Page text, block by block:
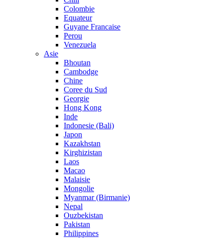
Colombie
Equateur
Guyane Francaise
Perou
Venezuela
Asie
Bhoutan
Cambodge
Chine
Coree du Sud
Georgie
Hong Kong
Inde
Indonesie (Bali)
Japon
Kazakhstan
Kirghizistan
Laos
Macao
Malaisie
Mongolie
Myanmar (Birmanie)
Nepal
Ouzbekistan
Pakistan
Philippines